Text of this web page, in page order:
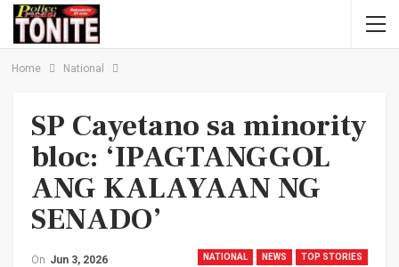
Home National
SP Cayetano sa minority
bloc: ‘IPAGTANGGOL
ANG KALAYAAN NG
SENADO’
NATIONAL NEWS TOP STORIES
On Jun 3, 2026